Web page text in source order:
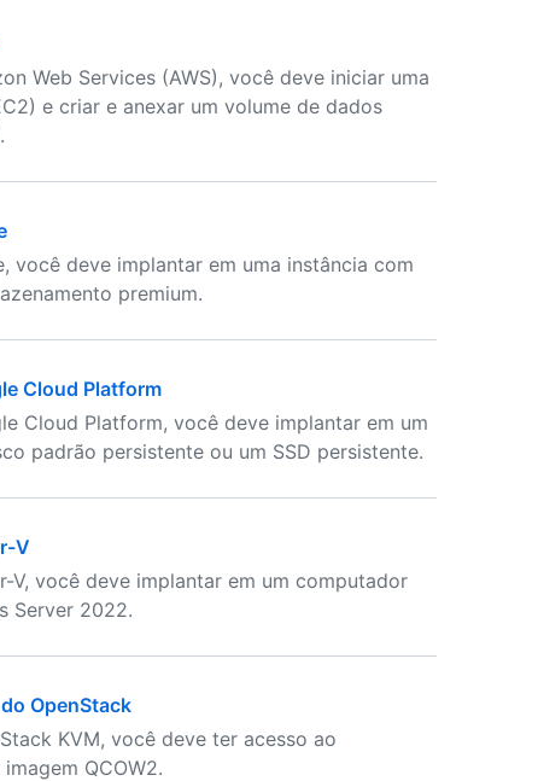
Web Services (AWS), você deve iniciar uma
e criar e anexar um volume de dados
você deve implantar em uma instância com
premium.
Cloud Platform
Cloud Platform, você deve implantar em um
padrão persistente ou um SSD persistente.
V
V, você deve implantar em um computador
Server 2022.
OpenStack
KVM, você deve ter acesso ao
QCOW2.